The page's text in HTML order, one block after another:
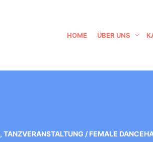
HOME ÜBER UNS
, TANZVERANSTALTUNG / FEMALE